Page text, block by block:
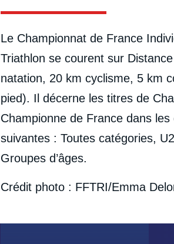
Le Championnat de France
Triathlon se courent sur
natation, 20 km cyclisme, 5 km
pied). Il décerne les titres de
Championne de France dans les
suivantes : Toutes catégories,
Groupes d’âges.
Crédit photo : FFTRI/Emma